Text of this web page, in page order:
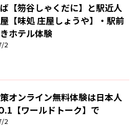
【笏谷しゃくだに】と駅近人
【味処 庄屋しょうや】・駅前
ホテル体験
2
オンライン無料体験は日本人
【ワールドトーク】で
2